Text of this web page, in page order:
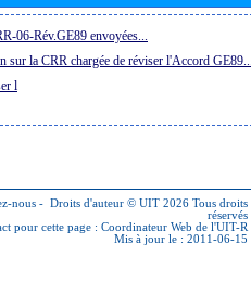
06-Rév.GE89 envoyées...
sur la CRR chargée de réviser l'Accord
l
nous - Droits d'auteur © UIT 2026 Tous droits
réservés
pour cette page : Coordinateur Web de l'UIT-R
Mis à jour le : 2011-06-15